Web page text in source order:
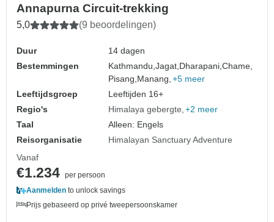
Annapurna Circuit-trekking
5,0 (9 beoordelingen)
Duur
14 dagen
Bestemmingen
Kathmandu,Jagat,Dharapani,Chame,
Pisang,Manang, +5 meer
Leeftijdsgroep
Leeftijden 16+
Regio's
Himalaya gebergte +2 meer
Taal
Alleen: Engels
Reisorganisatie
Himalayan Sanctuary Adventure
Vanaf
€1.234 per persoon
Aanmelden to unlock savings
Prijs gebaseerd op privé tweepersoonskamer